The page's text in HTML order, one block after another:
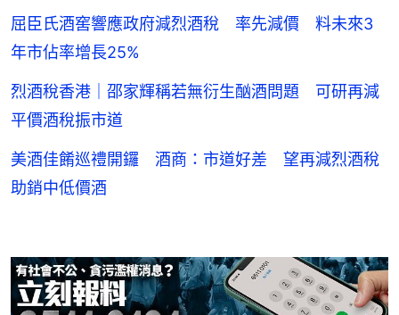
屈臣氏酒窖響應政府減烈酒稅 率先減價 料未來3
年市佔率增長25%
烈酒稅香港｜邵家輝稱若無衍生酗酒問題 可研再減
平價酒稅振市道
美酒佳餚巡禮開鑼 酒商：市道好差 望再減烈酒稅
助銷中低價酒